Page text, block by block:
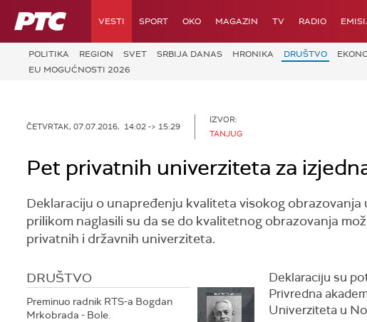
RTS VESTI SPORT OKO MAGAZIN TV RADIO
POLITIKA REGION SVET SRBIJA DANAS HRONIKA DRUŠTVO
EU MOGUĆNOSTI 2026
ČETVRTAK, 07.07.2016, 14:02 -> 15:29
IZVOR:
TANJUG
Pet privatnih univerziteta za
Deklaraciju o unapređenju kvaliteta visokog
prilikom naglasili su da se do kvalitetnog obrazovanja
privatnih i državnih univerziteta.
DRUŠTVO
Preminuo radnik RTS-a Bogdan
Mrkobrada - Bole.
Deklaraciju su
Privredna
Univerziteta u